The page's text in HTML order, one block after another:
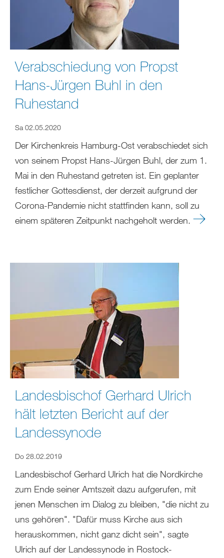
Verabschiedung von Propst
Hans-Jürgen Buhl in den
Ruhestand
Sa 02.05.2020
Der Kirchenkreis Hamburg-Ost verabschiedet sich
von seinem Propst Hans-Jürgen Buhl, der zum 1.
Mai in den Ruhestand getreten ist. Ein geplanter
festlicher Gottesdienst, der derzeit aufgrund der
Corona-Pandemie nicht stattfinden kann, soll zu
einem späteren Zeitpunkt nachgeholt werden.
Landesbischof Gerhard Ulrich
hält letzten Bericht auf der
Landessynode
Do 28.02.2019
Landesbischof Gerhard Ulrich hat die Nordkirche
zum Ende seiner Amtszeit dazu aufgerufen, mit
jenen Menschen im Dialog zu bleiben, "die nicht zu
uns gehören". "Dafür muss Kirche aus sich
herauskommen, nicht ganz dicht sein", sagte
Ulrich auf der Landessynode in Rostock-